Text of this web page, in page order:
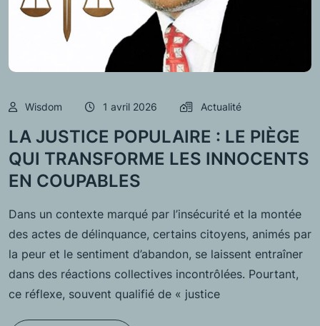
Wisdom 1 avril 2026 Actualité
LA JUSTICE POPULAIRE : LE PIÈGE
QUI TRANSFORME LES INNOCENTS
EN COUPABLES
Dans un contexte marqué par l’insécurité et la montée
des actes de délinquance, certains citoyens, animés par
la peur et le sentiment d’abandon, se laissent entraîner
dans des réactions collectives incontrôlées. Pourtant,
ce réflexe, souvent qualifié de « justice